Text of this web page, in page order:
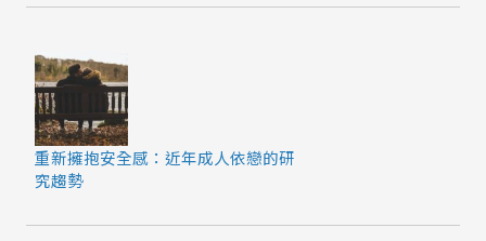
重新擁抱安全感：近年成人依戀的研
究趨勢